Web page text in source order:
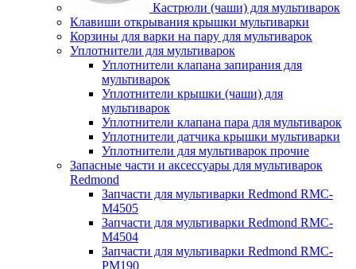
Кастрюли (чаши) для мультиварок
Клавиши открывания крышки мультиварки
Корзины для варки на пару для мультиварок
Уплотнители для мультиварок
Уплотнители клапана запирания для
мультиварок
Уплотнители крышки (чаши) для
мультиварок
Уплотнители клапана пара для мультиварок
Уплотнители датчика крышки мультиварки
Уплотнители для мультиварок прочие
Запасные части и аксессуары для мультиварок
Redmond
Запчасти для мультиварки Redmond RMC-
M4505
Запчасти для мультиварки Redmond RMC-
M4504
Запчасти для мультиварки Redmond RMC-
PM190